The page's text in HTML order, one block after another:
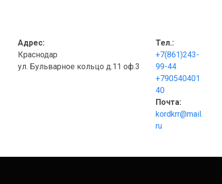
Адрес:
Краснодар
ул. Бульварное кольцо д.11 оф.3
Тел.:
+7(861)243-
99-44
+790540401
40
Почта:
kordkrr@mail.
ru